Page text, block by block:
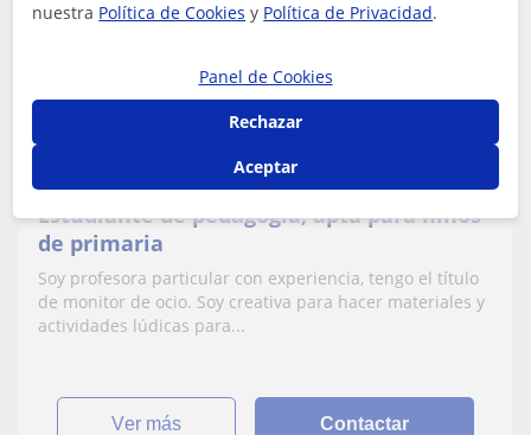
8€/h
San Martín De Valdeiglesias, ...
Estudiante de pedagogía, apta para niños
de primaria
Soy profesora particular con experiencia, tengo el título
de monitor de ocio. Soy creativa para hacer materiales y
actividades lúdicas para...
ver más Contactar
nuestra Política de Cookies y Política de Privacidad.
Panel de Cookies
Rechazar
Aceptar